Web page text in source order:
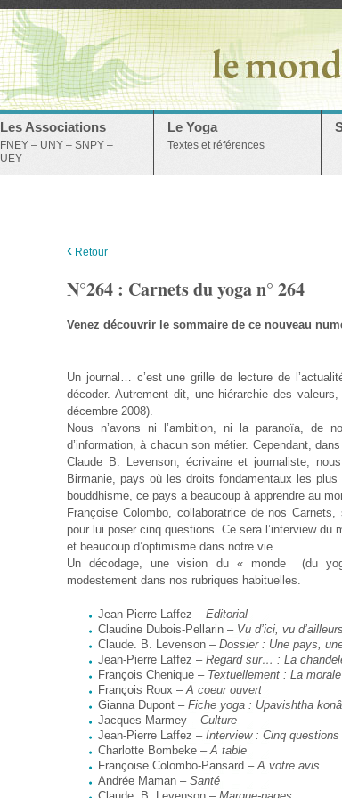
Les Associations
FNEY – UNY – SNPY –
UEY
Le Yoga
Textes et références
‹ Retour
N°264 : Carnets du yoga n° 264
Venez découvrir le sommaire de ce nouveau
Un journal… c’est une grille de lecture de
décoder. Autrement dit, une hiérarchie des
décembre 2008).
Nous n’avons ni l’ambition, ni la paranoïa, de
d’information, à chacun son métier. Cependant,
Claude B. Levenson, écrivaine et journaliste,
Birmanie, pays où les droits fondamentaux les
bouddhisme, ce pays a beaucoup à apprendre au
Françoise Colombo, collaboratrice de nos
pour lui poser cinq questions. Ce sera l’interview du
et beaucoup d’optimisme dans notre vie.
Un décodage, une vision du « monde (du
modestement dans nos rubriques habituelles.
Jean-Pierre Laffez – Editorial
Claudine Dubois-Pellarin – Vu d’ici, vu d’ailleurs
Claude. B. Levenson – Dossier : Une pays,
Jean-Pierre Laffez – Regard sur… : La
François Chenique – Textuellement : La
François Roux –A coeur ouvert
Gianna Dupont – Fiche yoga : Upavishtha
Jacques Marmey – Culture
Jean-Pierre Laffez – Interview : Cinq
Charlotte Bombeke –A table
Françoise Colombo-Pansard –A votre avis
Andrée Maman – Santé